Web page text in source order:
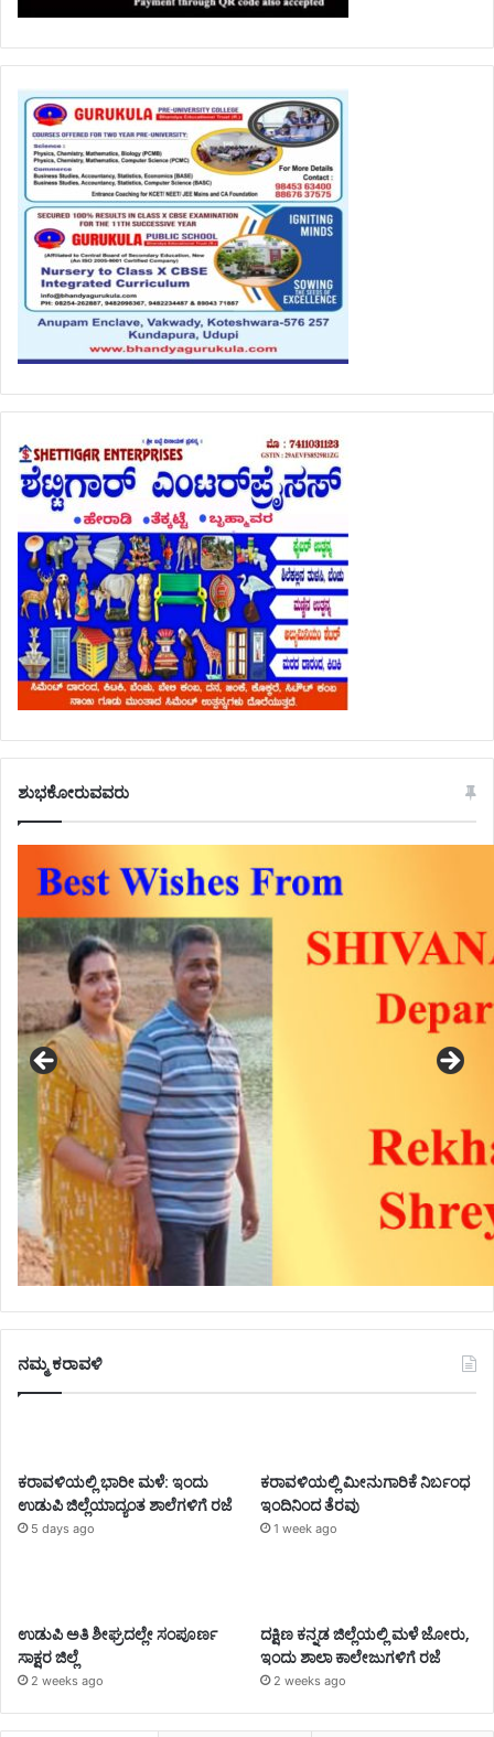
ಶುಭಕೋರುವವರು
ನಮ್ಮ ಕರಾವಳಿ
ಕರಾವಳಿಯಲ್ಲಿ ಭಾರೀ ಮಳೆ: ಇಂದು
ಉಡುಪಿ ಜಿಲ್ಲೆಯಾದ್ಯಂತ ಶಾಲೆಗಳಿಗೆ ರಜೆ
5 days ago
ಕರಾವಳಿಯಲ್ಲಿ ಮೀನುಗಾರಿಕೆ ನಿರ್ಬಂಧ
ಇಂದಿನಿಂದ ತೆರವು
1 week ago
ಉಡುಪಿ ಅತಿ ಶೀಘ್ರದಲ್ಲೇ ಸಂಪೂರ್ಣ
ಸಾಕ್ಷರ ಜಿಲ್ಲೆ
2 weeks ago
ದಕ್ಷಿಣ ಕನ್ನಡ ಜಿಲ್ಲೆಯಲ್ಲಿ ಮಳೆ ಜೋರು,
ಇಂದು ಶಾಲಾ ಕಾಲೇಜುಗಳಿಗೆ ರಜೆ
2 weeks ago